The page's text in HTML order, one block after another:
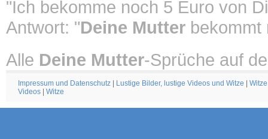
"Ich bekomme noch 5 Euro von
Antwort: "Deine Mutter bekommt
Alle Deine Mutter-Sprüche auf
Impressum und Datenschutz Lustige Bilder, lustige Videos und Witze Witze
Videos
Witze